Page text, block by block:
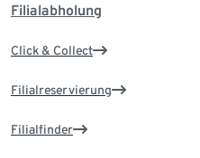
Filialabholung
Click & Collect
Filialreservierung
Filialfinder